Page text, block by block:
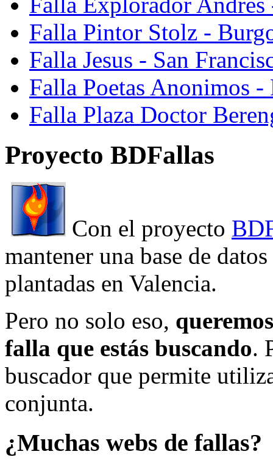
Falla Pintor Stolz -
Falla Jesus - San
Falla Poetas Anonimos
Falla Plaza Doctor
Proyecto BDFallas
Con el proyecto
mantener una base de
plantadas en Valencia.
Pero no solo eso,
falla que estás buscando.
buscador que permite
conjunta.
¿Muchas webs de fallas?